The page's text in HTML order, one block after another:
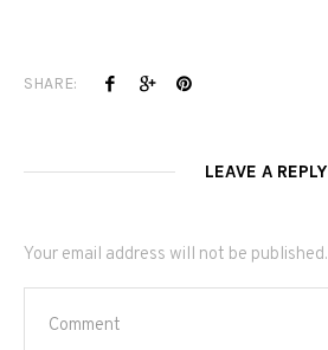
SHARE:
LEAVE A REPLY
Your email address will not be published.